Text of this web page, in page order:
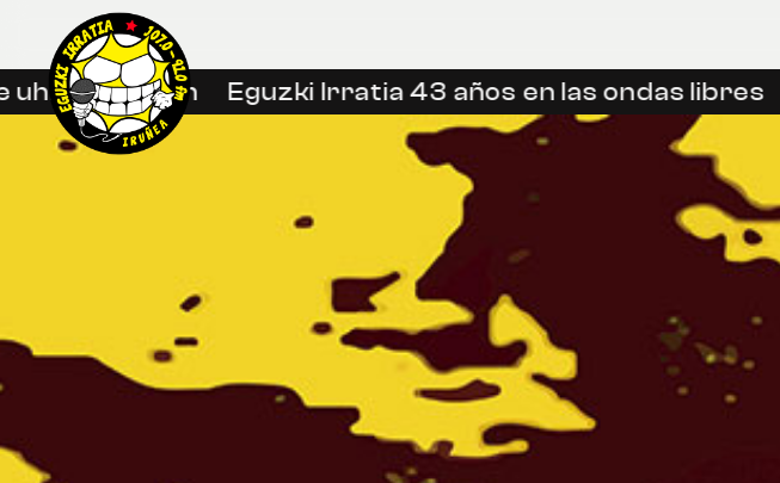
libreetan Eguzki Irratia 43 años en las ondas libres